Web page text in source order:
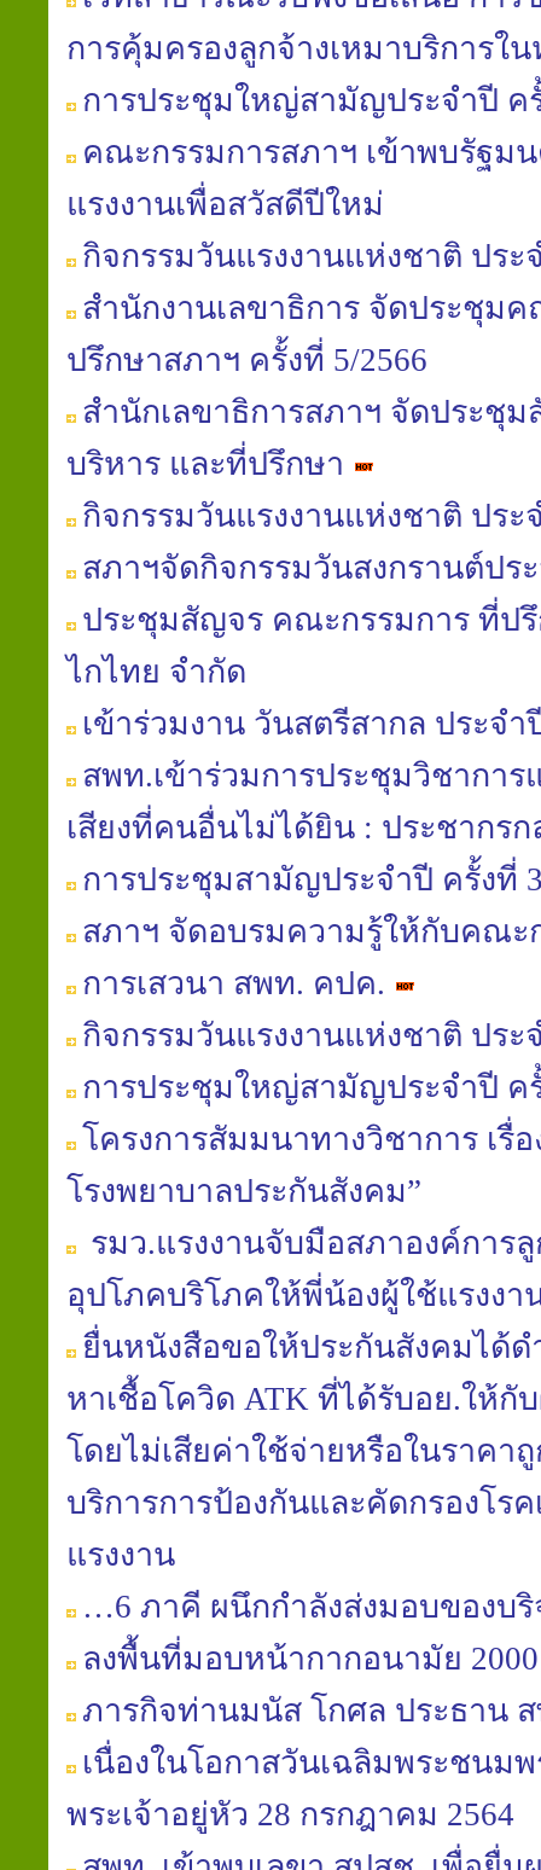
การคุ้มครองลูกจ้างเหมาบริการใ
การประชุมใหญ่สามัญประจำปี ค
คณะกรรมการสภาฯ เข้าพบรัฐมน
แรงงานเพื่อสวัสดีปีใหม่
กิจกรรมวันแรงงานแห่งชาติ ประ
สำนักงานเลขาธิการ จัดประชุม
ปรึกษาสภาฯ ครั้งที่ 5/2566
สำนักเลขาธิการสภาฯ จัดประชุ
บริหาร และที่ปรึกษา
กิจกรรมวันแรงงานแห่งชาติ ประ
สภาฯจัดกิจกรรมวันสงกรานต์ปร
ประชุมสัญจร คณะกรรมการ ที่ป
ไกไทย จำกัด
เข้าร่วมงาน วันสตรีสากล ประจำ
สพท.เข้าร่วมการประชุมวิชาการ
เสียงที่คนอื่นไม่ได้ยิน : ประชากรก
การประชุมสามัญประจำปี ครั้งที่
สภาฯ จัดอบรมความรู้ให้กับคณะ
การเสวนา สพท. คปค.
กิจกรรมวันแรงงานแห่งชาติ ประ
การประชุมใหญ่สามัญประจำปี ค
โครงการสัมมนาทางวิชาการ เรื่
โรงพยาบาลประกันสังคม”
รมว.แรงงานจับมือสภาองค์การ
อุปโภคบริโภคให้พี่น้องผู้ใช้แรงง
ยื่นหนังสือขอให้ประกันสังคมได้
หาเชื้อโควิด ATK ที่ได้รับอย.ให้กั
โดยไม่เสียค่าใช้จ่ายหรือในราคา
บริการการป้องกันและคัดกรองโร
แรงงาน
…6 ภาคี ผนึกกำลังส่งมอบของบ
ลงพื้นที่มอบหน้ากากอนามัย
ภารกิจท่านมนัส โกศล ประธาน
เนื่องในโอกาสวันเฉลิมพระชนม
พระเจ้าอยู่หัว 28 กรกฎาคม 2564